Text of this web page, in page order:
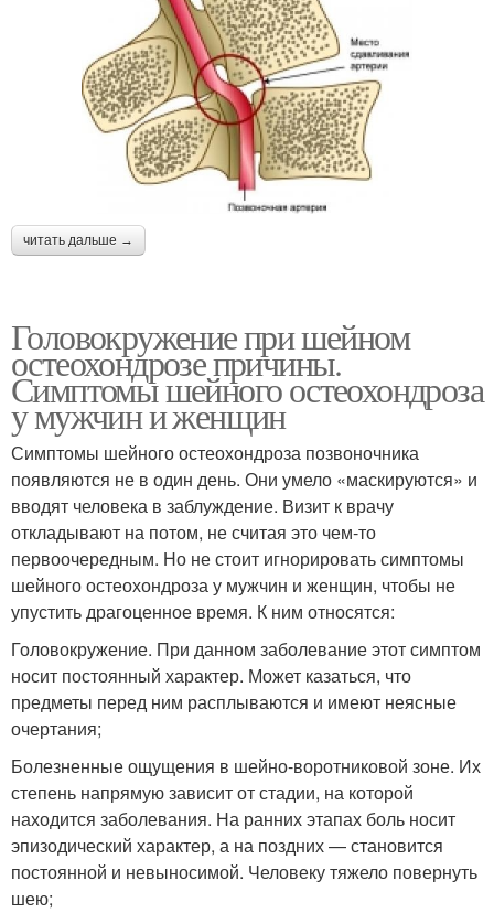
читать дальше →
Головокружение при шейном
остеохондрозе причины.
Симптомы шейного остеохондроза
у мужчин и женщин
Симптомы шейного остеохондроза позвоночника
появляются не в один день. Они умело «маскируются» и
вводят человека в заблуждение. Визит к врачу
откладывают на потом, не считая это чем-то
первоочередным. Но не стоит игнорировать симптомы
шейного остеохондроза у мужчин и женщин, чтобы не
упустить драгоценное время. К ним относятся:
Головокружение. При данном заболевание этот симптом
носит постоянный характер. Может казаться, что
предметы перед ним расплываются и имеют неясные
очертания;
Болезненные ощущения в шейно-воротниковой зоне. Их
степень напрямую зависит от стадии, на которой
находится заболевания. На ранних этапах боль носит
эпизодический характер, а на поздних — становится
постоянной и невыносимой. Человеку тяжело повернуть
шею;